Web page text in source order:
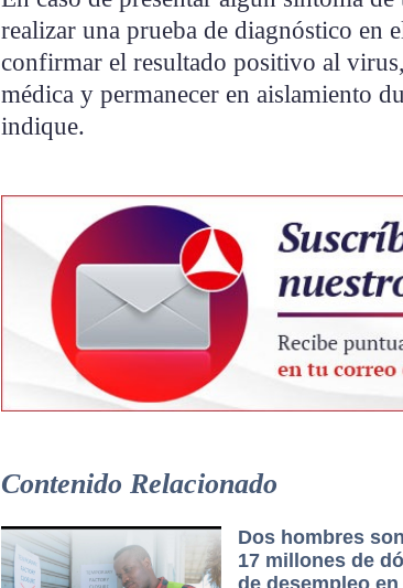
realizar una prueba de diagnóstico en
confirmar el resultado positivo al
médica y permanecer en aislamiento
indique.
Contenido Relacionado
Dos hombres
17 millones de
de desempleo